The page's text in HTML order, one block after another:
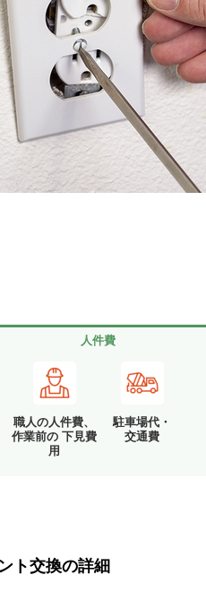
人件費
職人の人件費、
作業前の 下見費
用
駐車場代・
交通費
ト交換の詳細